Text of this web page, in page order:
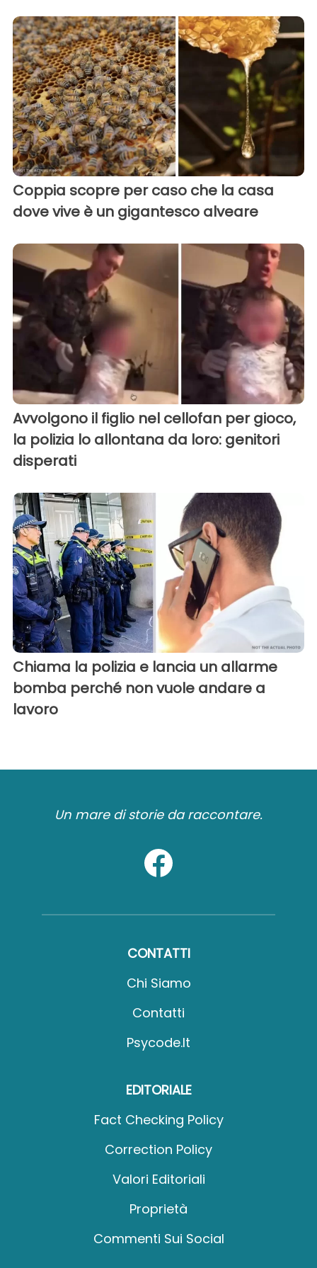
Coppia scopre per caso che la casa
dove vive è un gigantesco alveare
Avvolgono il figlio nel cellofan per gioco,
la polizia lo allontana da loro: genitori
disperati
Chiama la polizia e lancia un allarme
bomba perché non vuole andare a
lavoro
Un mare di storie da raccontare.
CONTATTI
Chi Siamo
Contatti
Psycode.it
EDITORIALE
Fact Checking Policy
Correction Policy
Valori Editoriali
Proprietà
Commenti Sui Social